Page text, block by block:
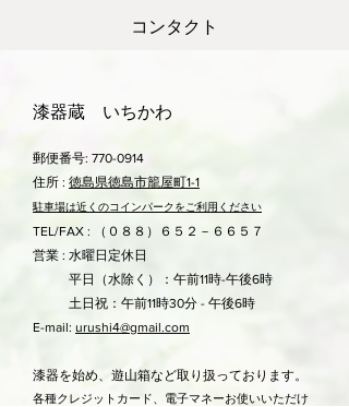
お急ぎの場合はお電話でご相談くださ
す。この商品は
は地域によって異なります。
返品・交換方法等を至急ご連絡させて
誠に勝手ではございますが、ご了承い
特別な理由等がございましたら、メー
ル又はお電話にてご相談ください。
コンタクト
漆器蔵 いちかわ
郵便番号: 770-0914
住所 : 徳島県徳島市籠屋町1-1
駐車場は近くのコ インパークをご利用ください
TEL/FAX : （０８８）６５２－６６５７
営業 : 水曜日定休日
平日（水除く）：午前11時-午後6時
土日祝：午前11時30分 - 午後6時
E-mail: urushi4@gmail.com
漆器を始め、遊山箱など取り扱っております。
各種クレジットカード、電子マネーお使いいただけ